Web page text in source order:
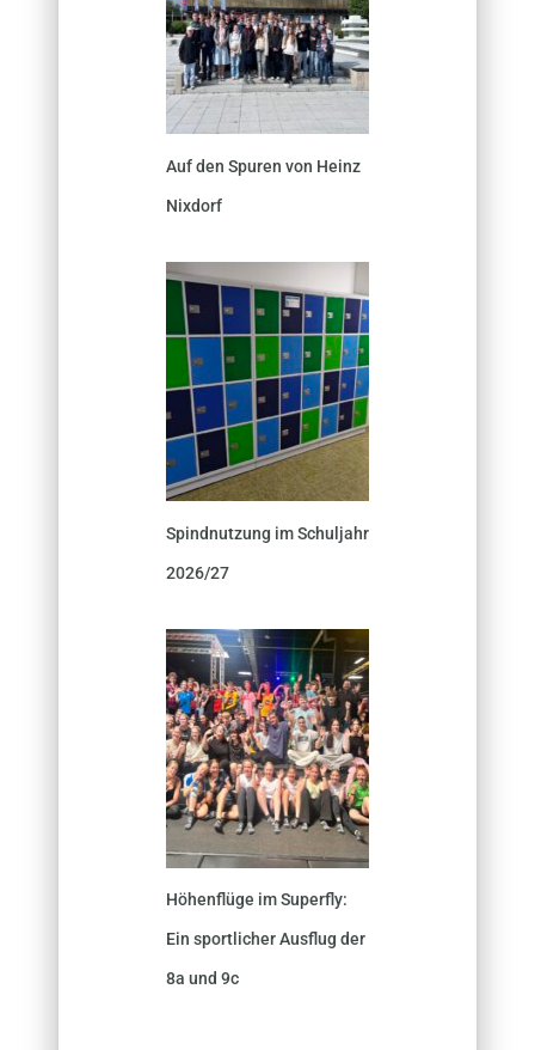
Auf den Spuren von Heinz
Nixdorf
Spindnutzung im Schuljahr
2026/27
Höhenflüge im Superfly:
Ein sportlicher Ausflug der
8a und 9c